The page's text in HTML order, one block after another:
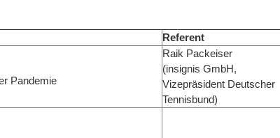
Referent
Pandemie
Raik Packeiser
(insignis GmbH,
Vizepräsident Deutscher
Tennisbund)